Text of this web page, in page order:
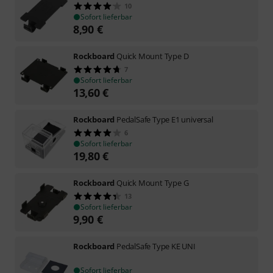
10
Sofort lieferbar
8,90 €
Rockboard Quick Mount Type D
7
Sofort lieferbar
13,60€
Rockboard PedalSafe Type E1 universal
6
Sofort lieferbar
19,80€
Rockboard Quick Mount Type G
13
Sofort lieferbar
9,90 €
Rockboard PedalSafe Type KE UNI
Sofort lieferbar